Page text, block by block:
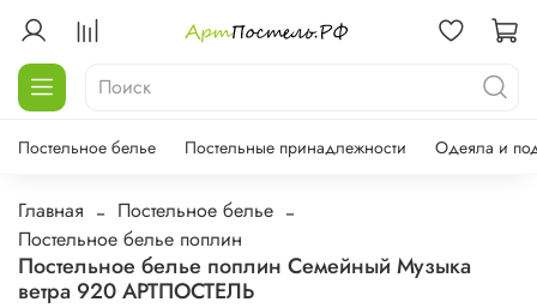
Постельное белье Постельные принадлежности Одеяла и
Главная
Постельное белье
Постельное белье поплин
Постельное белье поплин Семейный Музыка
ветра 920 АРТПОСТЕЛЬ